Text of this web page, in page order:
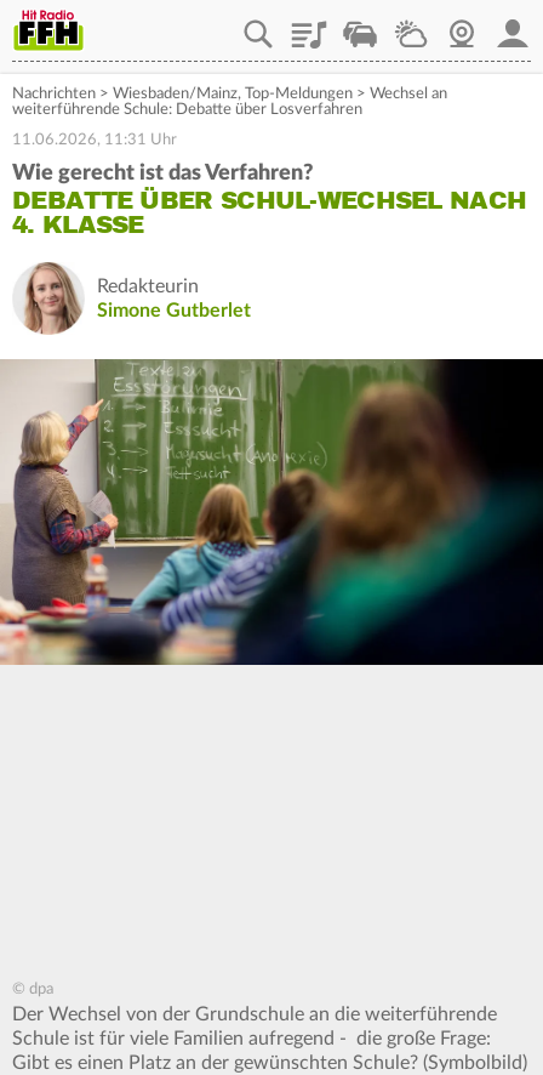
PlaylistStaupilotWetterWebcam
Nachrichten > Wiesbaden/Mainz, Top-Meldungen > Wechsel an
weiterführende Schule: Debatte über Losverfahren
11.06.2026, 11:31 Uhr
Wie gerecht ist das Verfahren?
DEBATTE ÜBER SCHUL-WECHSEL NACH
4. KLASSE
Redakteurin
Simone Gutberlet
© dpa
Der Wechsel von der Grundschule an die weiterführende
Schule ist für viele Familien aufregend - die große Frage:
Gibt es einen Platz an der gewünschten Schule? (Symbolbild)